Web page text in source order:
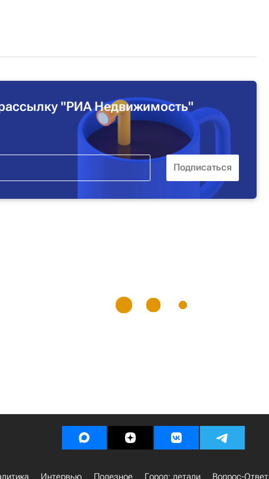
"РИА Недвижимость"
Интервью Полезное Город: детали Вопрос-Ответ